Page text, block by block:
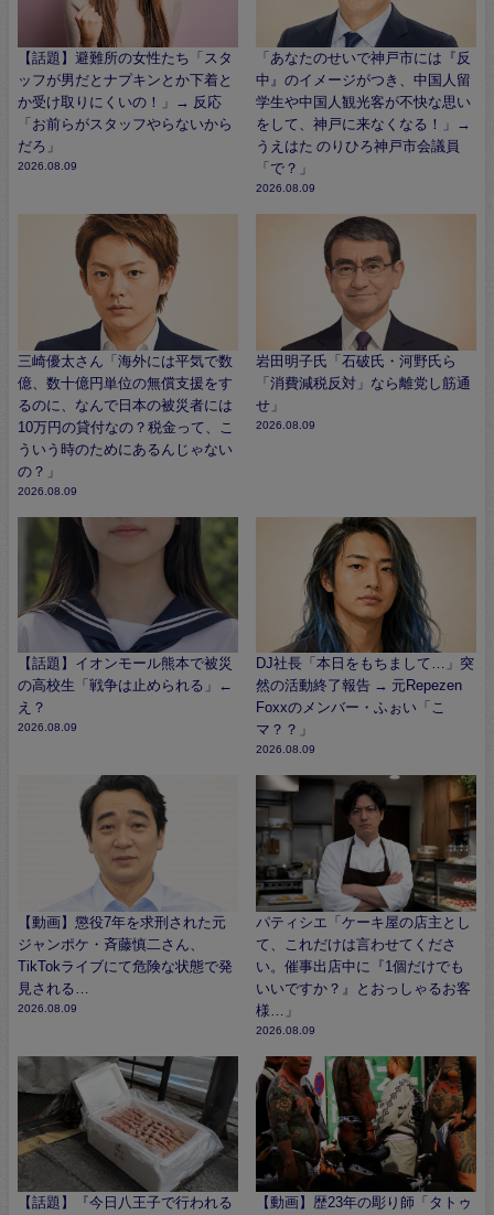
【話題】避難所の女性たち「スタ
ッフが男だとナプキンとか下着と
か受け取りにくいの！」→ 反応
「お前らがスタッフやらないから
だろ」
2026.08.09
「あなたのせいで神戸市には『反
中』のイメージがつき、中国人留
学生や中国人観光客が不快な思い
をして、神戸に来なくなる！」→
うえはた のりひろ神戸市会議員
「で？」
2026.08.09
三崎優太さん「海外には平気で数
億、数十億円単位の無償支援をす
るのに、なんで日本の被災者には
10万円の貸付なの？税金って、こ
ういう時のためにあるんじゃない
の？」
2026.08.09
岩田明子氏「石破氏・河野氏ら
「消費減税反対」なら離党し筋通
せ」
2026.08.09
【話題】イオンモール熊本で被災
の高校生「戦争は止められる」←
え？
2026.08.09
DJ社長「本日をもちまして…」突
然の活動終了報告 → 元Repezen
Foxxのメンバー・ふぉい「こ
マ？？」
2026.08.09
【動画】懲役7年を求刑された元
ジャンポケ・斉藤慎二さん、
TikTokライブにて危険な状態で発
見される…
2026.08.09
パティシエ「ケーキ屋の店主とし
て、これだけは言わせてくださ
い。催事出店中に『1個だけでも
いいですか？』とおっしゃるお客
様…」
2026.08.09
【話題】『今日八王子で行われる 【動画】歴23年の彫り師「タトゥ